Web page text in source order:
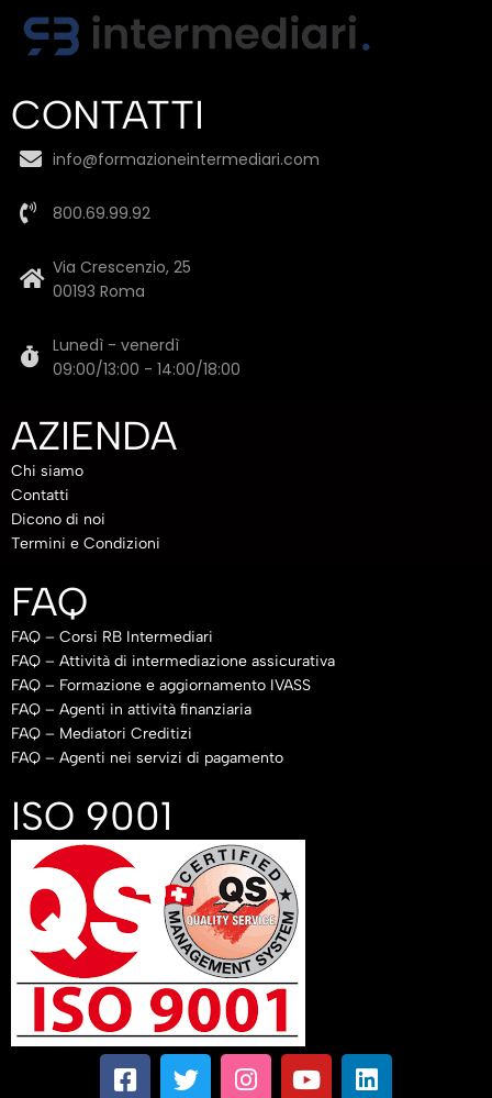
CONTATTI
info@formazioneintermediari.com
800.69.99.92
Via Crescenzio, 25
00193 Roma
Lunedì - venerdì
09:00/13:00 - 14:00/18:00
AZIENDA
Chi siamo
Contatti
Dicono di noi
Termini e Condizioni
FAQ
FAQ – Corsi RB Intermediari
FAQ – Attività di intermediazione assicurativa
FAQ – Formazione e aggiornamento IVASS
FAQ – Agenti in attività finanziaria
FAQ – Mediatori Creditizi
FAQ – Agenti nei servizi di pagamento
ISO 9001